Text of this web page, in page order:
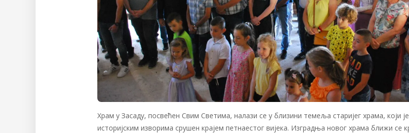
Храм у Засаду, посвећен Свим Светима, налази се у близини темеља старијег храма, који
историјским изворима срушен крајем петнаестог вијека. Изградња новог храма ближи се